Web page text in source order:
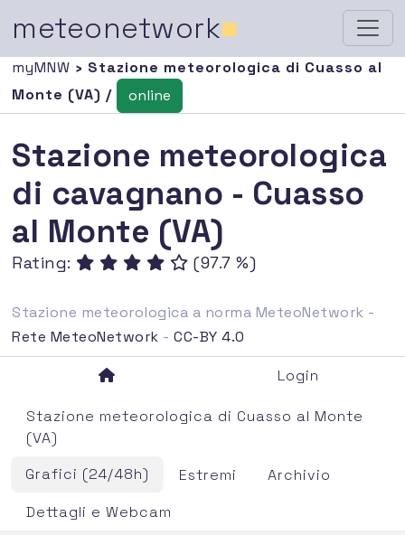
meteonetwork■
myMNW › Stazione meteorologica di Cuasso al
Monte (VA) /
online
Stazione meteorologica
di cavagnano - Cuasso
al Monte (VA)
Rating: (97.7 %)
Stazione meteorologica a norma MeteoNetwork -
Rete MeteoNetwork -CC-BY 4.0
Login
Stazione meteorologica di Cuasso al Monte
(VA)
Grafici (24/48h)
Estremi
Archivio
Dettagli e Webcam